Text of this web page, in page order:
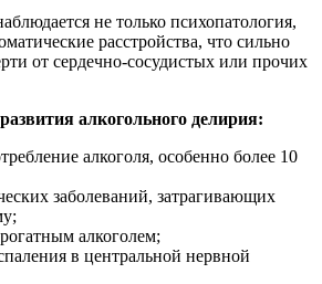
не только психопатология,
расстройства, что сильно
от сердечно-сосудистых или прочих
алкогольного делирия:
алкоголя, особенно более 10
заболеваний, затрагивающих
алкоголем;
в центральной нервной